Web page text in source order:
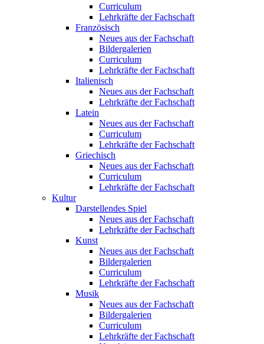
Curriculum
Lehrkräfte der Fachschaft
Französisch
Neues aus der Fachschaft
Bildergalerien
Curriculum
Lehrkräfte der Fachschaft
Italienisch
Neues aus der Fachschaft
Lehrkräfte der Fachschaft
Latein
Neues aus der Fachschaft
Curriculum
Lehrkräfte der Fachschaft
Griechisch
Neues aus der Fachschaft
Curriculum
Lehrkräfte der Fachschaft
Kultur
Darstellendes Spiel
Neues aus der Fachschaft
Lehrkräfte der Fachschaft
Kunst
Neues aus der Fachschaft
Bildergalerien
Curriculum
Lehrkräfte der Fachschaft
Musik
Neues aus der Fachschaft
Bildergalerien
Curriculum
Lehrkräfte der Fachschaft